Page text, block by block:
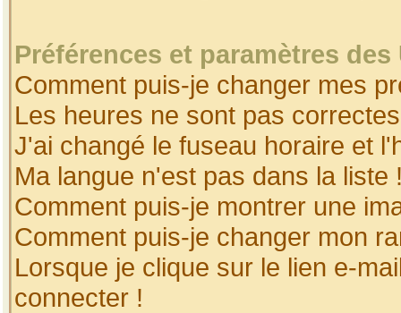
Préférences et paramètres
Comment puis-je changer mes
Les heures ne sont pas
J'ai changé le fuseau horaire et
Ma langue n'est pas dans la liste
Comment puis-je montrer une
Comment puis-je changer mon
Lorsque je clique sur le lien e-
connecter !